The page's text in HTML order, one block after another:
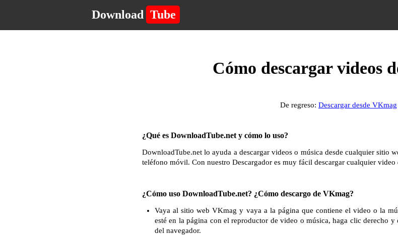
Download Tube
Cómo descargar videos
De regreso: Descargar desde VKmag
¿Qué es DownloadTube.net y cómo lo uso?
DownloadTube.net lo ayuda a descargar videos o música desde cualquier sitio
teléfono móvil. Con nuestro Descargador es muy fácil descargar cualquier video
¿Cómo uso DownloadTube.net? ¿Cómo descargo de VKmag?
Vaya al sitio web VKmag y vaya a la página que contiene el video o la
esté en la página con el reproductor de video o música, haga clic derecho
del navegador.